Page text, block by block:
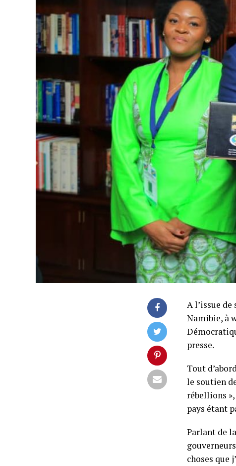
A l’issue
Namibie, à
presse.
Tout
le soutien
rébellions
pays étant
Parlant de
choses que